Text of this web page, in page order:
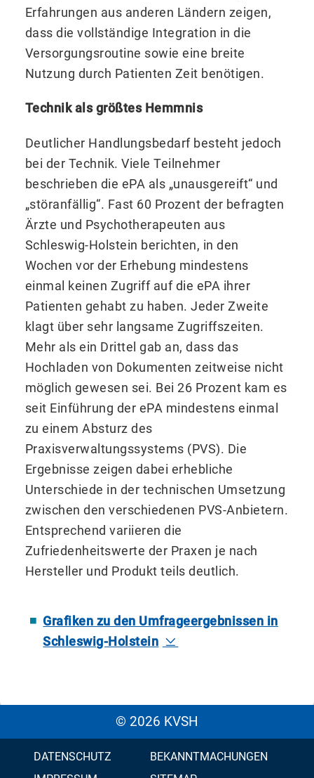
Erfahrungen aus anderen Ländern zeigen,
dass die vollständige Integration in die
Versorgungsroutine sowie eine breite
Nutzung durch Patienten Zeit benötigen.
Technik als größtes Hemmnis
Deutlicher Handlungsbedarf besteht jedoch
bei der Technik. Viele Teilnehmer
beschrieben die ePA als „unausgereift“ und
„störanfällig“. Fast 60 Prozent der befragten
Ärzte und Psychotherapeuten aus
Schleswig-Holstein berichten, in den
Wochen vor der Erhebung mindestens
einmal keinen Zugriff auf die ePA ihrer
Patienten gehabt zu haben. Jeder Zweite
klagt über sehr langsame Zugriffszeiten.
Mehr als ein Drittel gab an, dass das
Hochladen von Dokumenten zeitweise nicht
möglich gewesen sei. Bei 26 Prozent kam es
seit Einführung der ePA mindestens einmal
zu einem Absturz des
Praxisverwaltungssystems (PVS). Die
Ergebnisse zeigen dabei erhebliche
Unterschiede in der technischen Umsetzung
zwischen den verschiedenen PVS-Anbietern.
Entsprechend variieren die
Zufriedenheitswerte der Praxen je nach
Hersteller und Produkt teils deutlich.
Grafiken zu den Umfrageergebnissen in
Schleswig-Holstein
© 2026 KVSH
DATENSCHUTZ
BEKANNTMACHUNGEN